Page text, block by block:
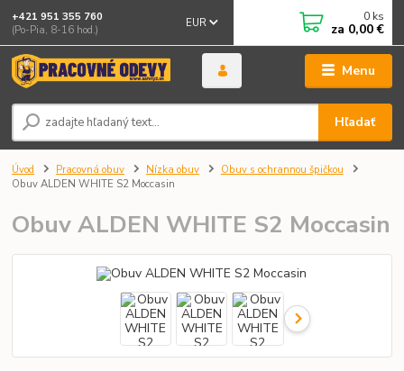
Menu
EUR
Hľadať
+421 951 355 760
(Po-Pia, 8-16 hod.)
0 ks
za 0,00 €
Úvod Pracovná obuv Nízka obuv
Obuv s ochrannou špičkou
Obuv ALDEN WHITE S2 Moccasin
Obuv ALDEN WHITE S2 Moccasin